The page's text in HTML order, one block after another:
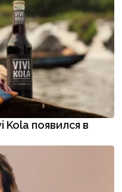
появился в